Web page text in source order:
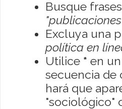
Busque
Excluya una
política en
Utilice * en
secuencia de
hará que
"sociológico"